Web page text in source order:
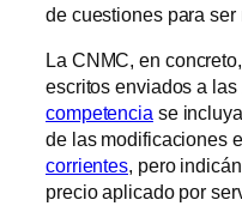
de cuestiones para ser
La CNMC, en
escritos enviados a
competencia se
de las modificaciones
corrientes, pero
precio aplicado por